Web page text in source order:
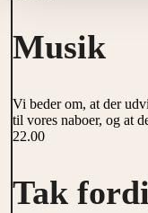
Musik
Vi beder om, at der
til vores naboer, og at
22.00
Tak